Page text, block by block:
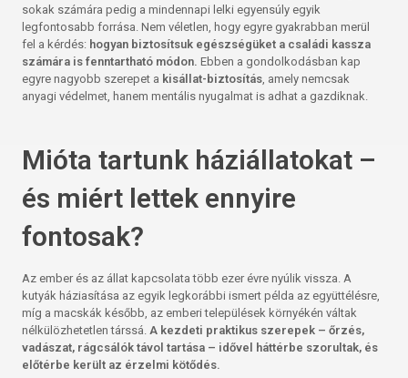
sokak számára pedig a mindennapi lelki egyensúly egyik
legfontosabb forrása. Nem véletlen, hogy egyre gyakrabban merül
fel a kérdés: hogyan biztosítsuk egészségüket a családi kassza
számára is fenntartható módon.Ebben a gondolkodásban kap
egyre nagyobb szerepet a kisállat-biztosítás, amely nemcsak
anyagi védelmet, hanem mentális nyugalmat is adhat a gazdiknak.
Mióta tartunk háziállatokat –
és miért lettek ennyire
fontosak?
Az ember és az állat kapcsolata több ezer évre nyúlik vissza. A
kutyák háziasítása az egyik legkorábbi ismert példa az együttélésre,
míg a macskák később, az emberi települések környékén váltak
nélkülözhetetlen társsá.A kezdeti praktikus szerepek – őrzés,
vadászat, rágcsálók távol tartása – idővel háttérbe szorultak, és
előtérbe került az érzelmi kötődés.